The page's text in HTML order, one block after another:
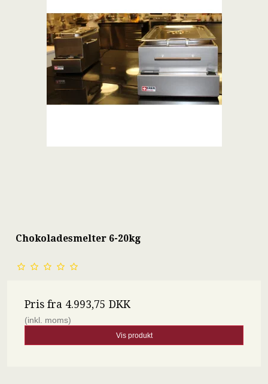
Chokoladesmelter 6-20kg
Pris fra 4.993,75 DKK
(inkl. moms)
Vis produkt